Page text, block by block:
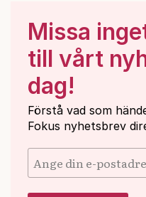
Missa
till vårt
dag!
Förstå vad som
Fokus nyhetsbrev